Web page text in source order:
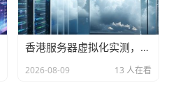
香港服务器虚拟化实测，别被CN2忽悠了，我拿数据撕开遮羞布
2026-08-09 13 人在看